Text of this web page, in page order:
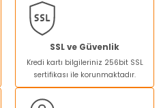
SSL ve Güvenlik
Kredi kartı bilgileriniz 256bit SSL
sertifikası ile korunmaktadır.